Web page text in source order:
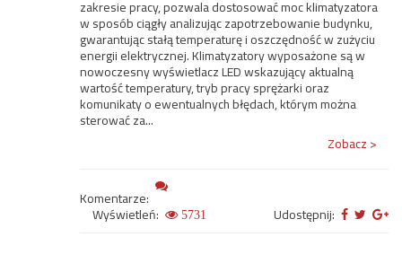
zakresie pracy, pozwala dostosować moc klimatyzatora
w sposób ciągły analizując zapotrzebowanie budynku,
gwarantując stałą temperaturę i oszczędność w zużyciu
energii elektrycznej. Klimatyzatory wyposażone są w
nowoczesny wyświetlacz LED wskazujący aktualną
wartość temperatury, tryb pracy sprężarki oraz
komunikaty o ewentualnych błędach, którym można
sterować za...
Zobacz >
Komentarze:
Wyświetleń: 5731 Udostępnij: